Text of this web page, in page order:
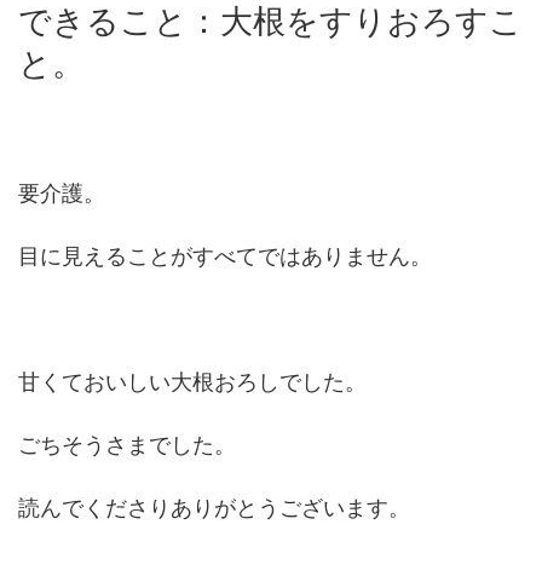
できること：大根をすりおろすこ
と。
要介護。
目に見えることがすべてではありません。
甘くておいしい大根おろしでした。
ごちそうさまでした。
読んでくださりありがとうございます。